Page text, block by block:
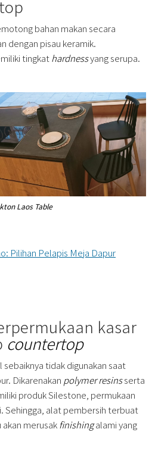
bahan makan secara
dengan pisau keramik.
tingkathardnessyang serupa.
Laos Table
Pilihan Pelapis Meja Dapur
kasar
countertop
tidak digunakan saat
Dikarenakan polymer resinsserta
produk Silestone, permukaan
Sehingga, alat pembersih terbuat
merusak finishingalami yang